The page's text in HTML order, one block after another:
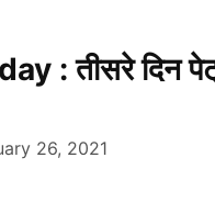
: तीसरे दिन
26, 2021